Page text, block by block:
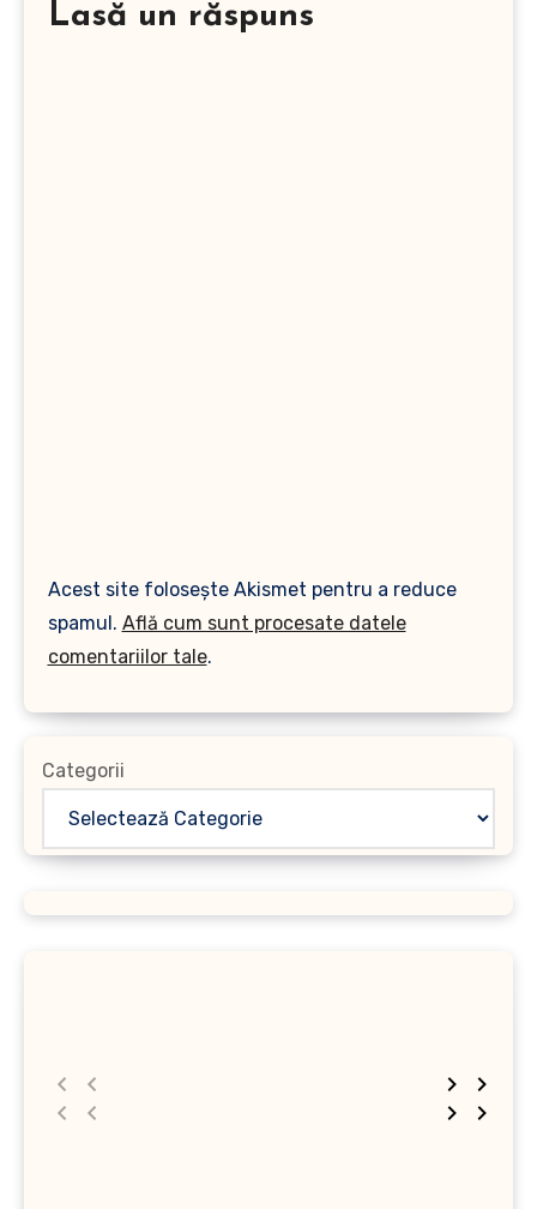
Lasă un răspuns
Acest site folosește Akismet pentru a reduce
spamul. Află cum sunt procesate datele
comentariilor tale.
Categorii